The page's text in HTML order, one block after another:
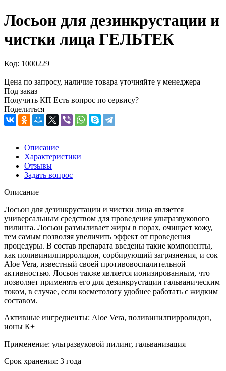
Лосьон для дезинкрустации и
чистки лица ГЕЛЬТЕК
Код: 1000229
Цена по запросу, наличие товара уточняйте у менеджера
Под заказ
Получить КП Есть вопрос по сервису?
Поделиться
Описание
Характеристики
Отзывы
Задать вопрос
Описание
Лосьон для дезинкрустации и чистки лица является
универсальным средством для проведения ультразвукового
пилинга. Лосьон размыливает жиры в порах, очищает кожу,
тем самым позволяя увеличить эффект от проведения
процедуры. В состав препарата введены такие компоненты,
как поливинилпирролидон, сорбирующий загрязнения, и сок
Aloe Vera, известный своей противовоспалительной
активностью. Лосьон также является ионизированным, что
позволяет применять его для дезинкрустации гальваническим
током, в случае, если косметологу удобнее работать с жидким
составом.
Активные ингредиенты: Aloe Vera, поливинилпирролидон,
ионы К+
Применение: ультразвуковой пилинг, гальванизация
Срок хранения: 3 года